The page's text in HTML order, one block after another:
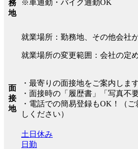
務
地
※車通勤・バイク通勤OK
就業場所：勤務地、その他会社
就業場所の変更範囲：会社の定
面
接
地
・最寄りの面接地をご案内します
・面接時の「履歴書」「写真不要
・電話での簡易登録もOK！（
しください）
土日休み
日勤